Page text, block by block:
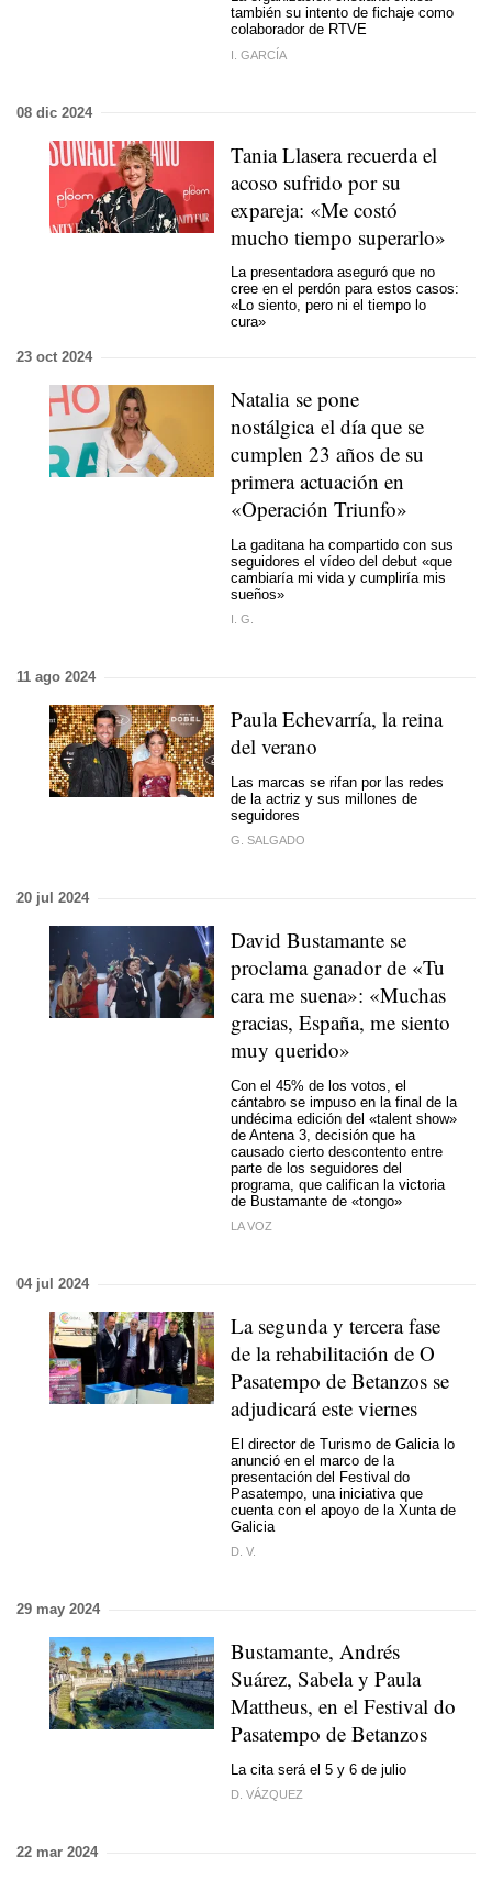
también su intento de fichaje como
colaborador de RTVE
I. GARCÍA
08 dic 2024
Tania Llasera recuerda el
acoso sufrido por su
expareja: «Me costó
mucho tiempo superarlo»
La presentadora aseguró que no
cree en el perdón para estos casos:
«Lo siento, pero ni el tiempo lo
cura»
23 oct 2024
Natalia se pone
nostálgica el día que se
cumplen 23 años de su
primera actuación en
«Operación Triunfo»
La gaditana ha compartido con sus
seguidores el vídeo del debut «que
cambiaría mi vida y cumpliría mis
sueños»
I. G.
11 ago 2024
Paula Echevarría, la reina
del verano
Las marcas se rifan por las redes
de la actriz y sus millones de
seguidores
G. SALGADO
20 jul 2024
David Bustamante se
proclama ganador de «Tu
cara me suena»: «Muchas
gracias, España, me siento
muy querido»
Con el 45% de los votos, el
cántabro se impuso en la final de la
undécima edición del «talent show»
de Antena 3, decisión que ha
causado cierto descontento entre
parte de los seguidores del
programa, que califican la victoria
de Bustamante de «tongo»
LA VOZ
04 jul 2024
La segunda y tercera fase
de la rehabilitación de O
Pasatempo de Betanzos se
adjudicará este viernes
El director de Turismo de Galicia lo
anunció en el marco de la
presentación del Festival do
Pasatempo, una iniciativa que
cuenta con el apoyo de la Xunta de
Galicia
D. V.
29 may 2024
Bustamante, Andrés
Suárez, Sabela y Paula
Mattheus, en el Festival do
Pasatempo de Betanzos
La cita será el 5 y 6 de julio
D. VÁZQUEZ
22 mar 2024